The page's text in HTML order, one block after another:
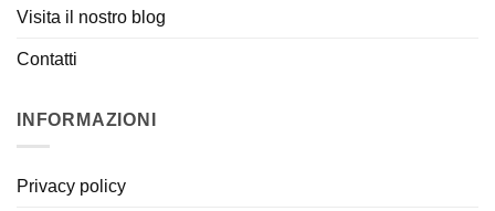
Visita il nostro blog
Contatti
INFORMAZIONI
Privacy policy